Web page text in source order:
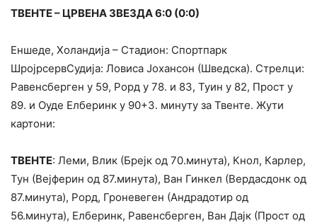
ТВЕНТЕ – ЦРВЕНА ЗВЕЗДА 6:0 (0:0)
Еншеде, Холандија – Стадион: Спортпарк
ШројрсервСудија: Ловиса Јохансон (Шведска). Стрелци:
Равенсберген у 59, Рорд у 78. и 83, Туин у 82, Прост у
89. и Оуде Елберинк у 90+3. минуту за Твенте. Жути
картони:
ТВЕНТЕ: Леми, Влик (Брејк од 70.минута), Кнол, Карлер,
Тун (Вејферин од 87.минута), Ван Гинкел (Вердасдонк од
87.минута), Рорд, Гроневеген (Андрадотир од
56.минута), Елберинк, Равенсберген, Ван Дајк (Прост од